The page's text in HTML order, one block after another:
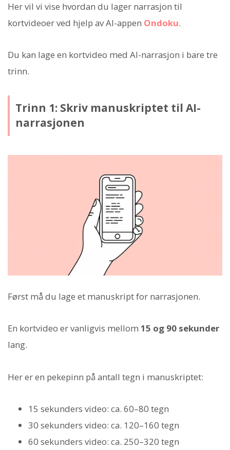
Her vil vi vise hvordan du lager narrasjon til
kortvideoer ved hjelp av AI-appen Ondoku.
Du kan lage en kortvideo med AI-narrasjon i bare tre
trinn.
Trinn 1: Skriv manuskriptet til AI-
narrasjonen
Først må du lage et manuskript for narrasjonen.
En kortvideo er vanligvis mellom 15 og 90 sekunder
lang.
Her er en pekepinn på antall tegn i manuskriptet:
15 sekunders video: ca. 60–80 tegn
30 sekunders video: ca. 120–160 tegn
60 sekunders video: ca. 250–320 tegn